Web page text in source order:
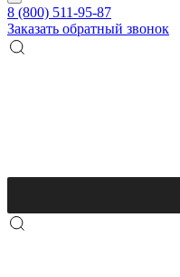
8 (800) 511-95-87
Заказать обратный звонок